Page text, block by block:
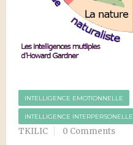
INTELLIGENCE EMOTIONNELLE
INTELLIGENCE INTERPERSONELLE
TKILIC
0 Comments